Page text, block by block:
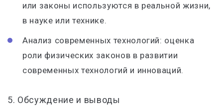
или законы используются в реальной жизни,
в науке или технике.
Анализ современных технологий: оценка
роли физических законов в развитии
современных технологий и инноваций.
5. Обсуждение и выводы